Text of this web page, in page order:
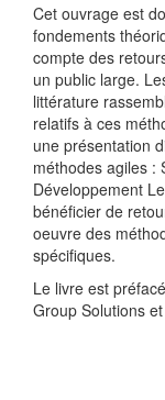
Cet ouvrage est
fondements
compte des
un public large.
littérature
relatifs à ces
une présentation
méthodes agiles :
Développement
bénéficier de
oeuvre des
spécifiques.
Le livre est
Group Solutions